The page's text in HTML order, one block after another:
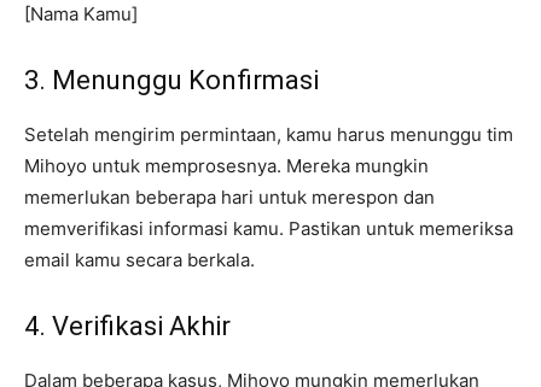
[Nama Kamu]
3. Menunggu Konfirmasi
Setelah mengirim permintaan, kamu harus menunggu tim
Mihoyo untuk memprosesnya. Mereka mungkin
memerlukan beberapa hari untuk merespon dan
memverifikasi informasi kamu. Pastikan untuk memeriksa
email kamu secara berkala.
4. Verifikasi Akhir
Dalam beberapa kasus, Mihoyo mungkin memerlukan